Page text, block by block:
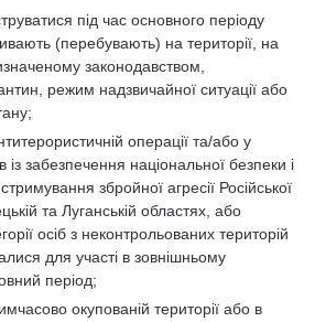
під час основного періоду
(перебувають) на території, на
законодавством,
режим надзвичайної ситуації або
операції та/або у
із забезпечення національної безпеки і
стримування збройної агресії Російської
та Луганській областях, або
осіб з неконтрольованих територій
для участі в зовнішньому
період;
окупованій території або в